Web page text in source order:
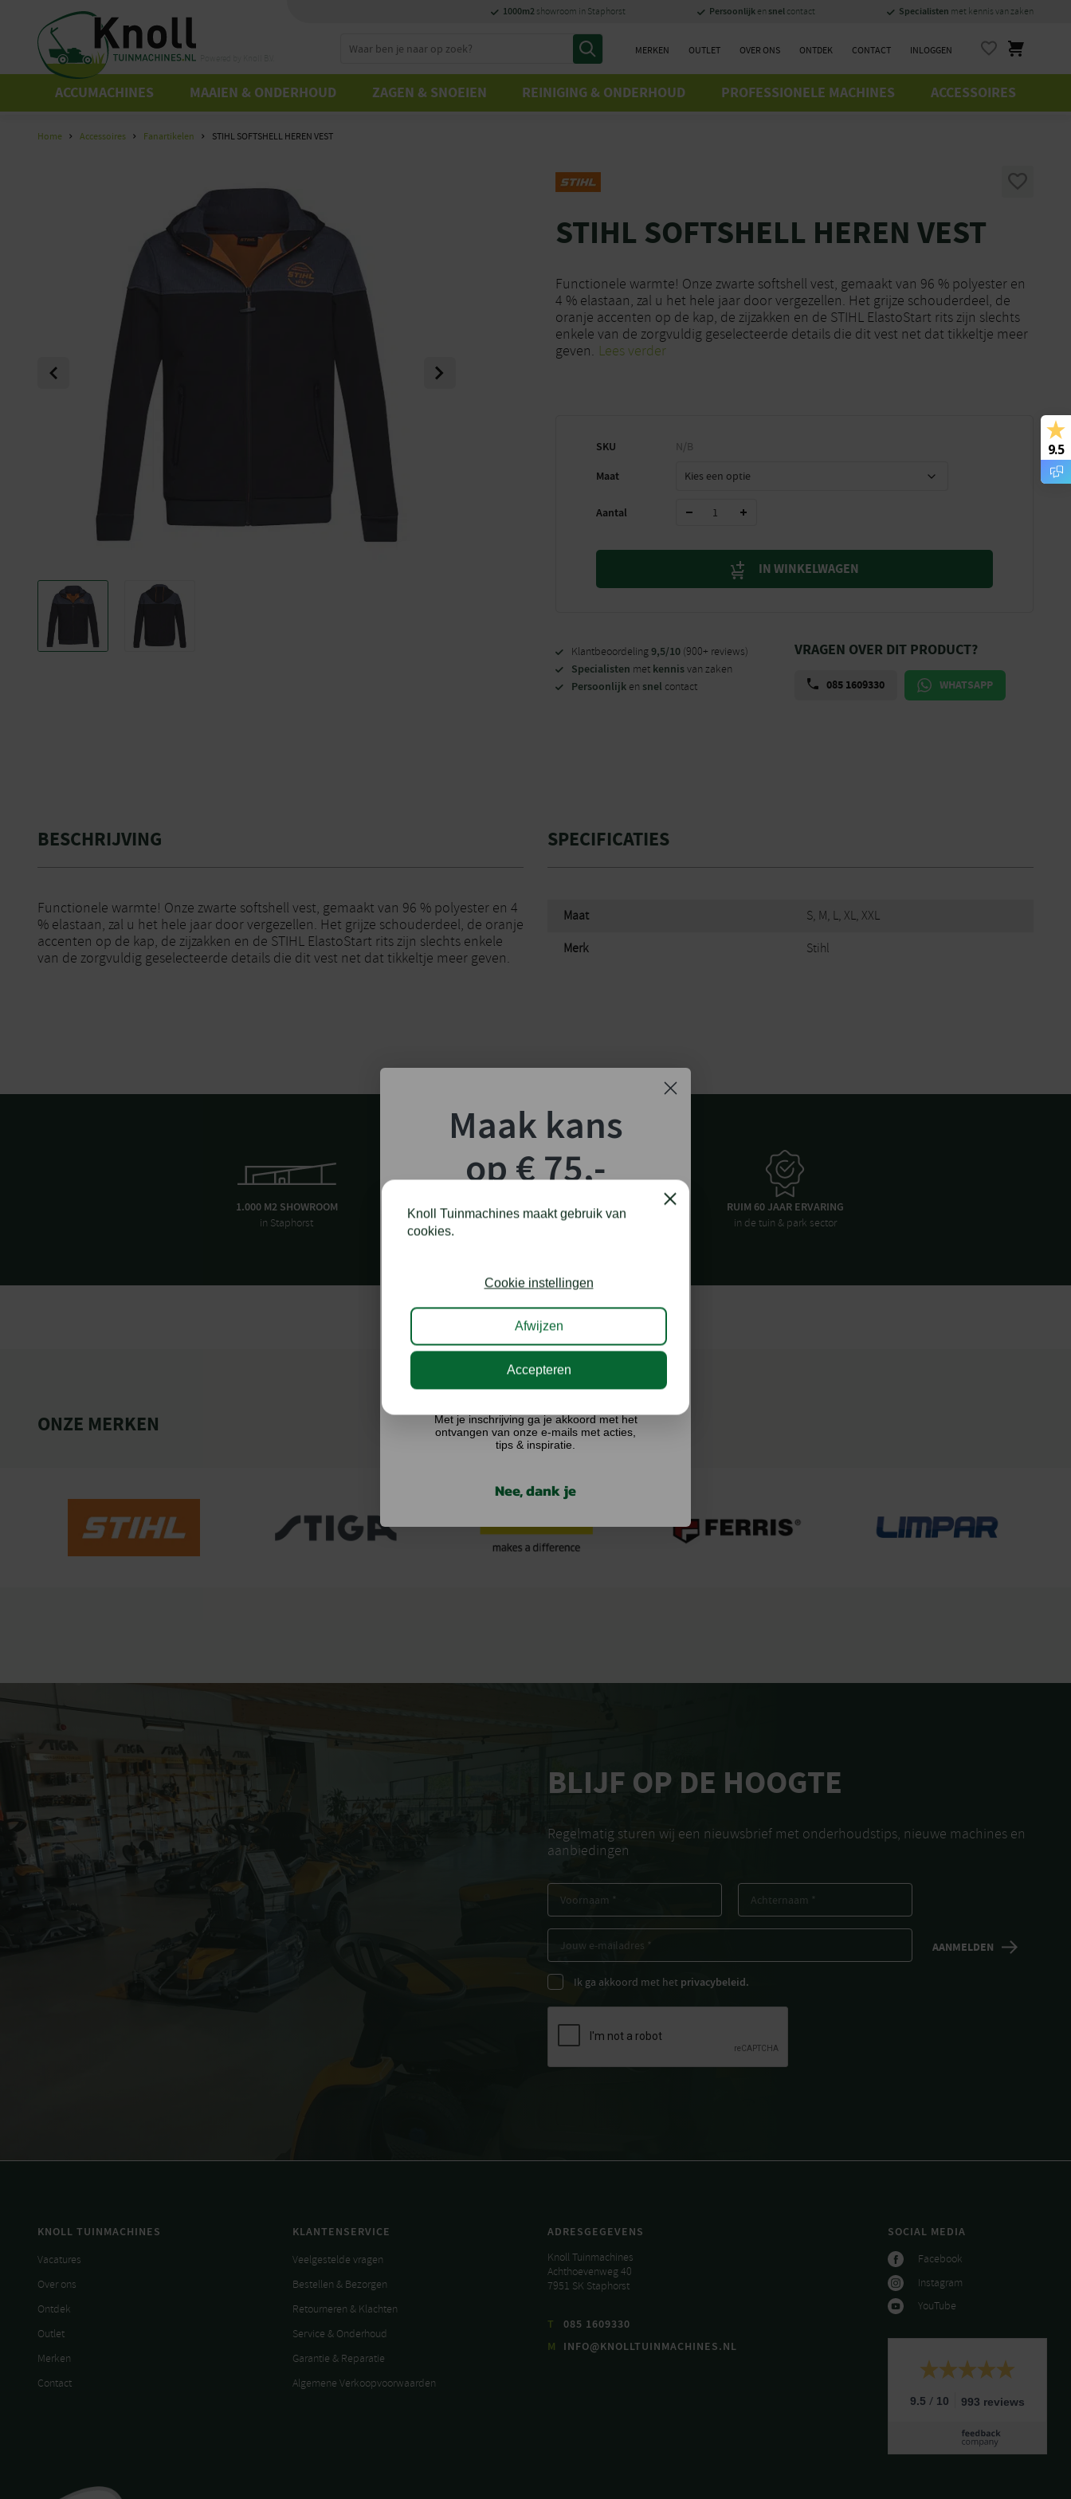
1000m2 showroom in Staphorst Persoonlijk en snel contact Specialisten met kennis van zaken
MERKEN OUTLET OVER ONS ONTDEK CONTACT INLOGGEN
ACCUMACHINES MAAIEN & ONDERHOUD ZAGEN & SNOEIEN REINIGING & ONDERHOUD PROFESSIONELE MACHINES ACCESSOIRES
Home Accessoires Fanartikelen STIHL SOFTSHELL HEREN VEST
Previous Next
STIHL SOFTSHELL HEREN VEST
Functionele warmte! Onze zwarte softshell vest, gemaakt van 96 % polyester en
4 % elastaan, zal u het hele jaar door vergezellen. Het grijze schouderdeel, de
oranje accenten op de kap, de zijzakken en de STIHL ElastoStart rits zijn slechts
enkele van de zorgvuldig geselecteerde details die dit vest net dat tikkeltje meer
geven. Lees verder
SKU N/B
Maat
Aantal
IN WINKELWAGEN
Klantbeoordeling9,5/10 (900+ reviews)
Specialisten met kennisvan zaken
Persoonlijk en snel contact
VRAGEN OVER DIT PRODUCT?
085 1609330 WHATSAPP
BESCHRIJVING
Functionele warmte! Onze zwarte softshell vest, gemaakt van 96 % polyester en 4
% elastaan, zal u het hele jaar door vergezellen. Het grijze schouderdeel, de oranje
accenten op de kap, de zijzakken en de STIHL ElastoStart rits zijn slechts enkele
van de zorgvuldig geselecteerde details die dit vest net dat tikkeltje meer geven.
SPECIFICATIES
Maat S, M, L, XL, XXL
Merk Stihl
1.000 M2 SHOWROOM
in Staphorst
PERSOONLIJK EN SNEL CONTACT
via diverse kanalen
RUIM 60 JAAR ERVARING
in de tuin & park sector
ONZE MERKEN
BLIJF OP DE HOOGTE
Regelmatig sturen wij een nieuwsbrief met onderhoudstips, nieuwe machines en
aanbiedingen
Ik ga akkoord met het privacybeleid.
KNOLL TUINMACHINES
Vacatures
Over ons
Ontdek
Outlet
Merken
Contact
KLANTENSERVICE
Veelgestelde vragen
Bestellen & Bezorgen
Retourneren & Klachten
Service & Onderhoud
Garantie & Reparatie
Algemene Verkoopvoorwaarden
ADRESGEGEVENS
Knoll Tuinmachines
Achthoevenweg 40
7951 SK Staphorst
T
085 1609330
M
INFO@KNOLLTUINMACHINES.NL
SOCIAL MEDIA
Facebook
Instagram
YouTube
9.5 / 10 993 reviews
9.5
Knoll Tuinmachines maakt gebruik van
cookies.
Close
Cookie instellingen
Afwijzen
Accepteren
Maak kans
op € 75,-
shoptegoed!
Ik doe graag mee!
Met je inschrijving ga je akkoord met het
ontvangen van onze e-mails met acties,
tips & inspiratie.
Nee, dank je